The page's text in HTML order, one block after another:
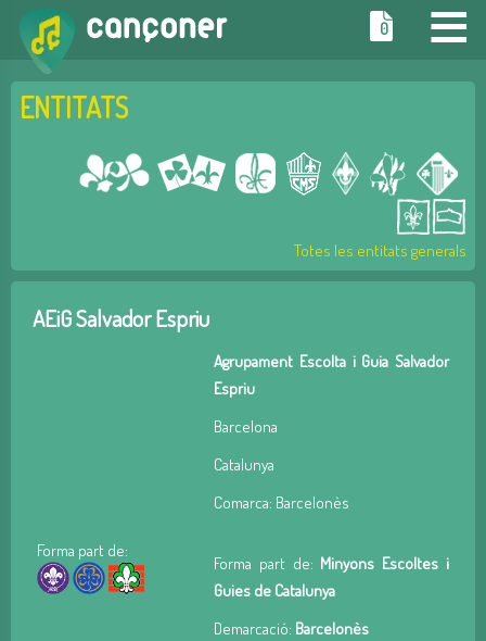
≡
0
ENTITATS
Totes les entitats generals
AEiG Salvador Espriu
Forma part de:
Agrupament Escolta i Guia Salvador
Espriu
Barcelona
Catalunya
Comarca: Barcelonès
Forma part de: Minyons Escoltes i
Guies de Catalunya
Demarcació: Barcelonès